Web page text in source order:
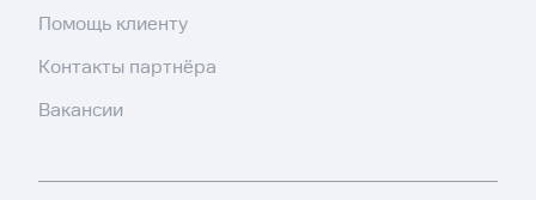
Помощь клиенту
Контакты партнёра
Вакансии